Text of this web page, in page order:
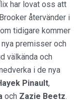
har lovat oss att
återvänder i
tidigare kommer
premisser och
välkända och
i de nya
Pinault,
och Zazie Beetz.